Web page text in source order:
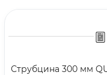
Струбцина 300 мм